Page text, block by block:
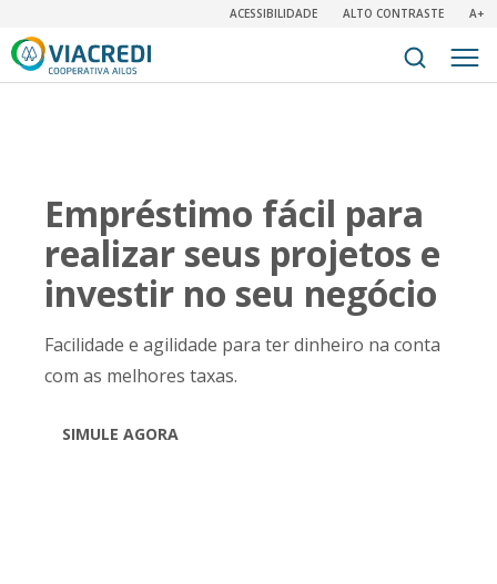
ACESSIBILIDADE ALTO CONTRASTE A+
Empréstimo fácil para
realizar seus projetos e
investir no seu negócio
Facilidade e agilidade para ter dinheiro na conta
com as melhores taxas.
SIMULE AGORA